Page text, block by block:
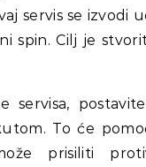
servis se
spin. Cilj je
servisa,
To će
prisiliti